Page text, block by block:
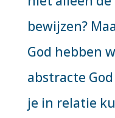
bewijzen?
God hebben
abstracte
je in relatie